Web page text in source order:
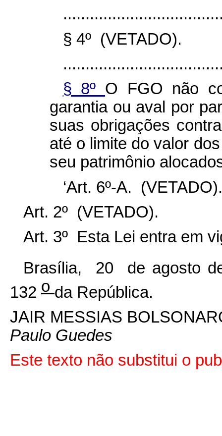
§ 4º (VETADO).
§ 8º O FGO não
garantia ou aval por
suas obrigações
até o limite do valor
seu patrimônio
‘Art. 6º-A.
Art. 2º (VETADO).
Art. 3º Esta Lei entra em
Brasília, 20 de agosto
132 o da República.
JAIR MESSIAS
Paulo Guedes
Este texto não substitui o